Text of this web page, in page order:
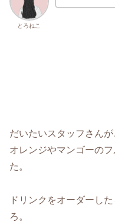
とろねこ
だいたいスタッフさん
オレンジやマンゴーの
た。
ドリンクをオーダーし
ろ。